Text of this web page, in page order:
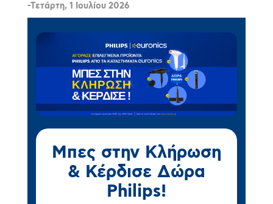
-Τετάρτη, 1 Ιουλίου 2026
Μπες στην Κλήρωση
& Κέρδισε Δώρα
Philips!